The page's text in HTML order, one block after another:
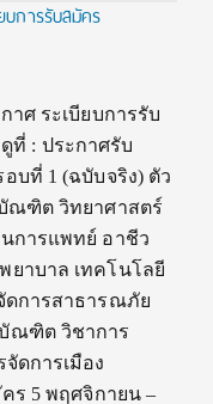
บการรับสมัคร
ศ ระเบียบการรับ
ดูที่ : ประกาศรับ
บที่ 1 (ฉบับจริง) ตัว
ณฑิต วิทยาศาสตร์
การแพทย์ อาชีว
าบาล เทคโนโลยี
ดการสาธารณภัย
ณฑิต วิชาการ
ดการเมือง
ร 5 พฤศจิกายน –